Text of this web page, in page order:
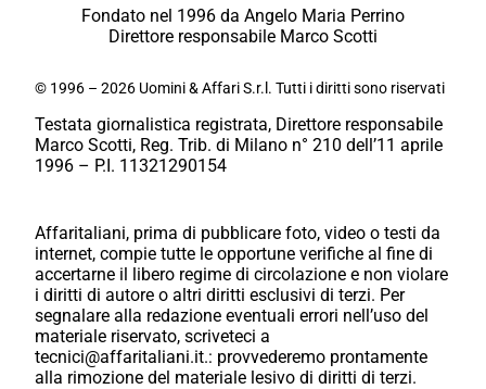
Fondato nel 1996 da Angelo Maria Perrino
Direttore responsabile Marco Scotti
© 1996 – 2026 Uomini & Affari S.r.l. Tutti i diritti sono riservati
Testata giornalistica registrata, Direttore responsabile
Marco Scotti, Reg. Trib. di Milano n° 210 dell’11 aprile
1996 – P.I. 11321290154
Affaritaliani, prima di pubblicare foto, video o testi da
internet, compie tutte le opportune verifiche al fine di
accertarne il libero regime di circolazione e non violare
i diritti di autore o altri diritti esclusivi di terzi. Per
segnalare alla redazione eventuali errori nell’uso del
materiale riservato, scriveteci a
tecnici@affaritaliani.it.: provvederemo prontamente
alla rimozione del materiale lesivo di diritti di terzi.